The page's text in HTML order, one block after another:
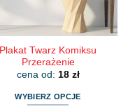
stronie
produktu
Plakat Twarz Komiksu
Przerażenie
cena od: 18 zł
WYBIERZ OPCJE